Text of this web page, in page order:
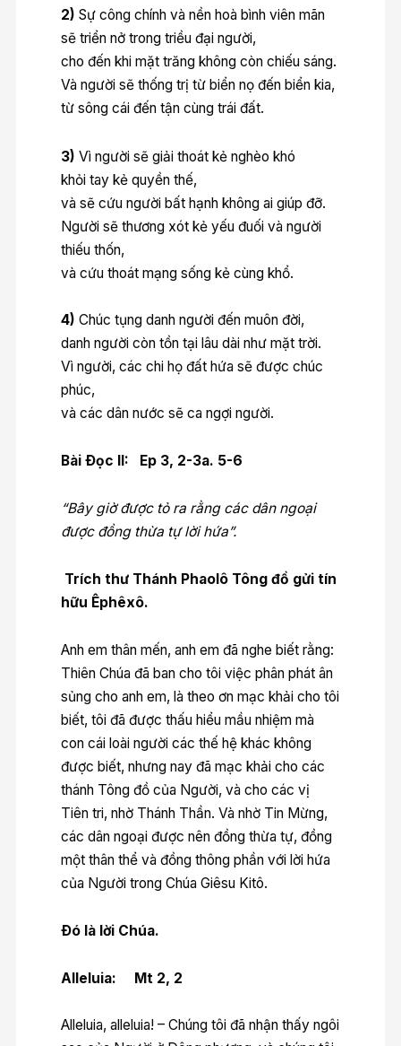
2) Sự công chính và nền hoà bình viên mãn
sẽ triển nở trong triều đại người,
cho đến khi mặt trăng không còn chiếu sáng.
Và người sẽ thống trị từ biển nọ đến biển kia,
từ sông cái đến tận cùng trái đất.
3) Vì người sẽ giải thoát kẻ nghèo khó
khỏi tay kẻ quyền thế,
và sẽ cứu người bất hạnh không ai giúp đỡ.
Người sẽ thương xót kẻ yếu đuối và người
thiếu thốn,
và cứu thoát mạng sống kẻ cùng khổ.
4) Chúc tụng danh người đến muôn đời,
danh người còn tồn tại lâu dài như mặt trời.
Vì người, các chi họ đất hứa sẽ được chúc
phúc,
và các dân nước sẽ ca ngợi người.
Bài Ðọc II: Ep 3, 2-3a. 5-6
“Bây giờ được tỏ ra rằng các dân ngoại
được đồng thừa tự lời hứa”.
Trích thư Thánh Phaolô Tông đồ gửi tín
hữu Êphêxô.
Anh em thân mến, anh em đã nghe biết rằng:
Thiên Chúa đã ban cho tôi việc phân phát ân
sủng cho anh em, là theo ơn mạc khải cho tôi
biết, tôi đã được thấu hiểu mầu nhiệm mà
con cái loài người các thế hệ khác không
được biết, nhưng nay đã mạc khải cho các
thánh Tông đồ của Người, và cho các vị
Tiên tri, nhờ Thánh Thần. Và nhờ Tin Mừng,
các dân ngoại được nên đồng thừa tự, đồng
một thân thể và đồng thông phần với lời hứa
của Người trong Chúa Giêsu Kitô.
Ðó là lời Chúa.
Alleluia: Mt 2, 2
Alleluia, alleluia! – Chúng tôi đã nhận thấy ngôi